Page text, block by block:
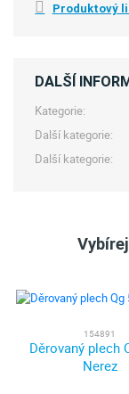
Produktový
DALŠÍ
Kategorie:
Další kategorie:
Další kategorie:
154891
Děrovaný plech
Nerez